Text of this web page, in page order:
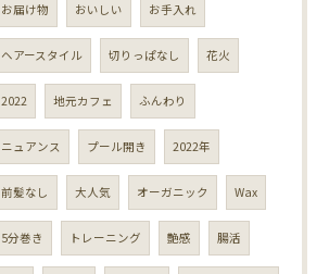
お届け物 おいしい お手入れ
ヘアースタイル 切りっぱなし 花火
2022 地元カフェ ふんわり
ニュアンス プール開き 2022年
前髪なし 大人気 オーガニック Wax
5分巻き トレーニング 艶感 腸活